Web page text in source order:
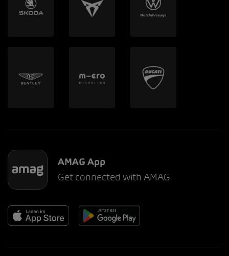
AMAG App
Get connected with AMAG